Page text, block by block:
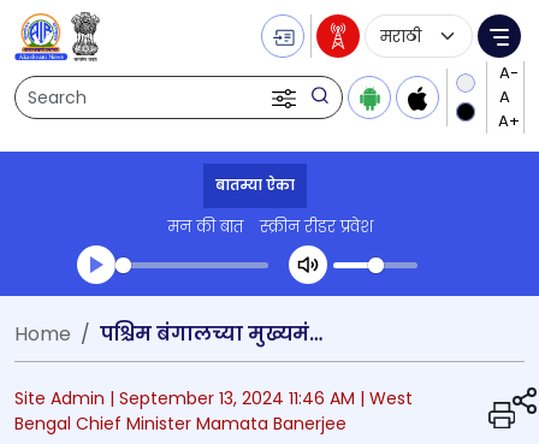
Search
Language
बातम्या ऐका
मन की बात स्क्रीन रीडर प्रवेश
Transcript summary
प्ले ऑडिओ
Home पश्चिम बंगालच्या मुख्यमंत्री ममता बॅनर्जी यांनी जनतेची माफी मागत, राजीनामा देण्याची तयारी दर्शवली
Site Admin | September 13, 2024 11:46 AM | West
Bengal Chief Minister Mamata Banerjee